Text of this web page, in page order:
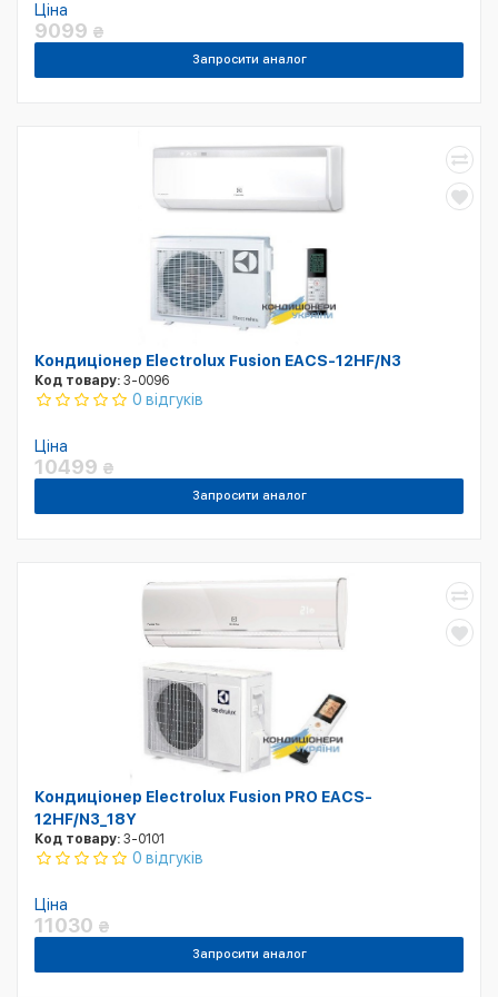
Ціна
9099 ₴
Запросити аналог
Кондиціонер Electrolux Fusion EACS-12HF/N3
Код товару: 3-0096
0 відгуків
Ціна
10499 ₴
Запросити аналог
Кондиціонер Electrolux Fusion PRO EACS-
12HF/N3_18Y
Код товару: 3-0101
0 відгуків
Ціна
11030 ₴
Запросити аналог